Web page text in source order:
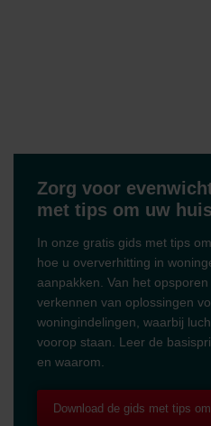
Zorg voor
met tips om uw
In onze gratis gids met tips
hoe u oververhitting in
aanpakken. Van het
verkennen van oplossingen
woningindelingen, waarbij
voorop staan. Leer de
en waarom.
Download de gids met tips